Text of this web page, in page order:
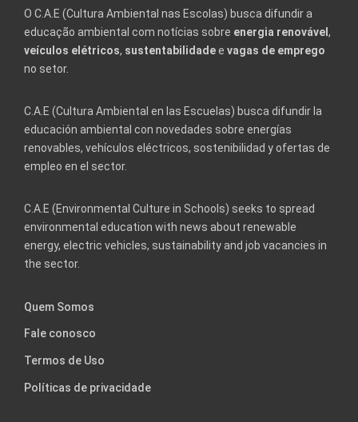
O C.A.E (Cultura Ambiental nas Escolas) busca difundir a
educação ambiental com notícias sobre energia renovável ,
veículos elétricos, sustentabilidadee vagas de emprego
no setor.
C.A.E (Cultura Ambiental en las Escuelas) busca difundir la
educación ambiental con novedades sobre energías
renovables, vehículos eléctricos, sostenibilidad y ofertas de
empleo en el sector.
C.A.E (Environmental Culture in Schools) seeks to spread
environmental education with news about renewable
energy, electric vehicles, sustainability and job vacancies in
the sector.
Quem Somos
Fale conosco
Termos de Uso
Políticas de privacidade